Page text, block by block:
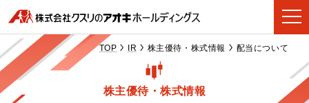
株主優待・株式情報
TOP IR 株主優待・株式情報 配当について